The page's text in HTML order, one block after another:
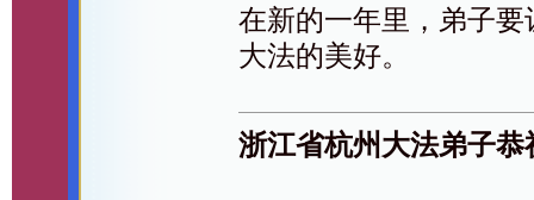
在新的一年里，弟子
大法的美好。
浙江省杭州大法弟子